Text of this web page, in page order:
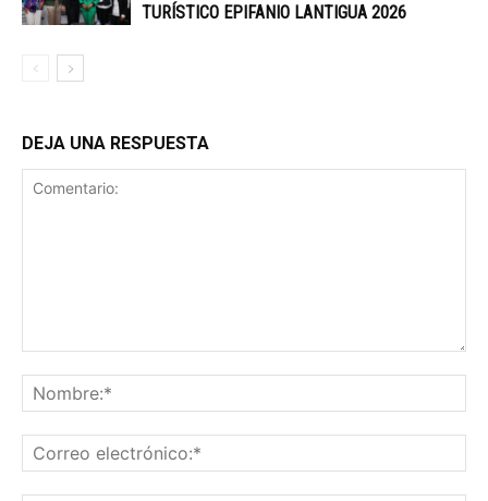
TURÍSTICO EPIFANIO LANTIGUA 2026
DEJA UNA RESPUESTA